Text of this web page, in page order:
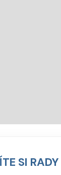
SI